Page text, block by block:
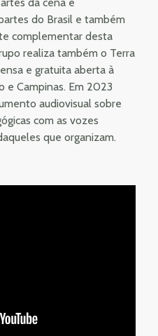
do Brasil e também
complementar desta
realiza também o Terra
e gratuita aberta à
e Campinas. Em 2023
audiovisual sobre
com as vozes
que organizam.